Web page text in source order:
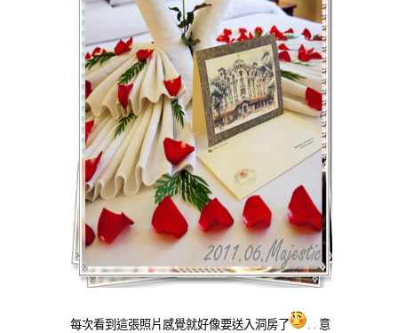
每次看到這張照片感覺就好像要送入洞房了
..意